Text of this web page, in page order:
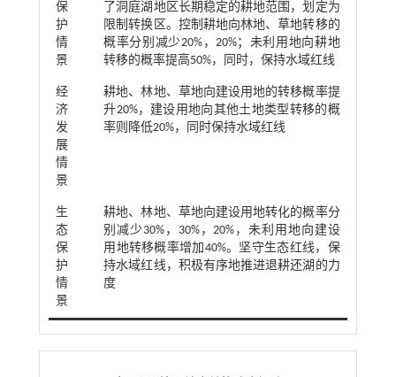
保
护
情
景
了洞庭湖地区长期稳定的耕地范围，划定为
限制转换区。控制耕地向林地、草地转移的
概率分别减少20%，20%；未利用地向耕地
转移的概率提高50%，同时，保持水域红线
经
济
发
展
情
景
耕地、林地、草地向建设用地的转移概率提
升20%，建设用地向其他土地类型转移的概
率则降低20%，同时保持水域红线
生
态
保
护
情
景
耕地、林地、草地向建设用地转化的概率分
别减少30%，30%，20%，未利用地向建设
用地转移概率增加40%。坚守生态红线，保
持水域红线，积极有序地推进退耕还湖的力
度